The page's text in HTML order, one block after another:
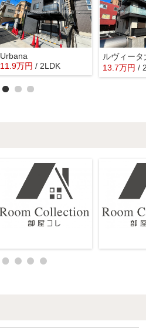
Urbana
11.9万円 / 2LDK
ルヴィータ
13.7万円 /